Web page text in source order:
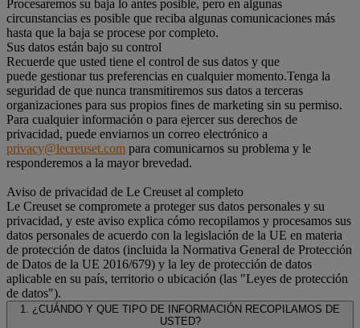
Procesaremos su baja lo antes posible, pero en algunas
circunstancias es posible que reciba algunas comunicaciones más
hasta que la baja se procese por completo.
Sus datos están bajo su control
Recuerde que usted tiene el control de sus datos y que
puede gestionar tus preferencias en cualquier momento.Tenga la
seguridad de que nunca transmitiremos sus datos a terceras
organizaciones para sus propios fines de marketing sin su permiso.
Para cualquier información o para ejercer sus derechos de
privacidad, puede enviarnos un correo electrónico a
privacy@lecreuset.com para comunicarnos su problema y le
responderemos a la mayor brevedad.
Aviso de privacidad de Le Creuset al completo
Le Creuset se compromete a proteger sus datos personales y su
privacidad, y este aviso explica cómo recopilamos y procesamos sus
datos personales de acuerdo con la legislación de la UE en materia
de protección de datos (incluida la Normativa General de Protección
de Datos de la UE 2016/679) y la ley de protección de datos
aplicable en su país, territorio o ubicación (las "Leyes de protección
de datos").
1. ¿CUÁNDO Y QUE TIPO DE INFORMACIÓN RECOPILAMOS DE
USTED?